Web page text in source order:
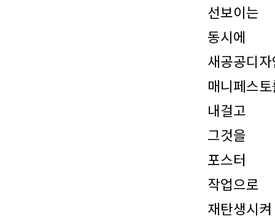
선보이는
동시에
새공공디
매니페스
내걸고
그것을
포스터
작업으로
재탄생시켜